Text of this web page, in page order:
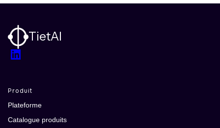
TietAI
LinkedIn
Produit
Plateforme
Catalogue produits